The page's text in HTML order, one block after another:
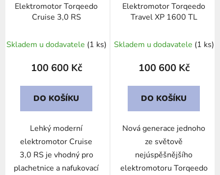
Elektromotor Torqeedo
Cruise 3,0 RS
Skladem u dodavatele (1 ks)
100 600 Kč
DO KOŠÍKU
Lehký moderní
elektromotor Cruise
3,0 RS je vhodný pro
plachetnice a nafukovací
Elektromotor Torqeedo
Travel XP 1600 TL
Skladem u dodavatele (1 ks)
100 600 Kč
DO KOŠÍKU
Nová generace jednoho
ze světově
nejúspěšnějšího
elektromotoru Torqeedo